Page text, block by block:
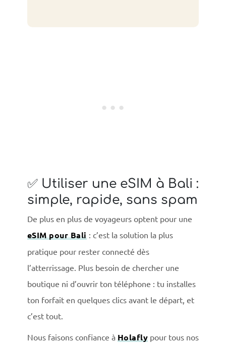
✅ Utiliser une eSIM à Bali :
simple, rapide, sans spam
De plus en plus de voyageurs optent pour une
eSIM pour Bali: c’est la solution la plus
pratique pour rester connecté dès
l’atterrissage. Plus besoin de chercher une
boutique ni d’ouvrir ton téléphone : tu installes
ton forfait en quelques clics avant le départ, et
c’est tout.
Nous faisons confiance à Holafly pour tous nos